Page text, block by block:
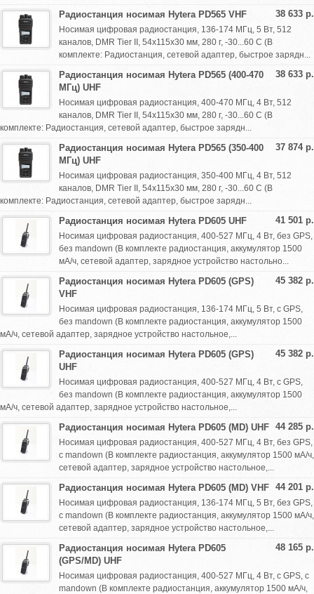
38 633 р.
Радиостанция носимая Hytera PD565 VHF
Носимая цифровая радиостанция, 136-174 МГц, 5 Вт, 512
каналов, DMR Tier II, 54х115х30 мм, 280 г, -30...60 С (В
комплекте: Радиостанция, сетевой адаптер, быстрое зарядн...
38 633 р.
Радиостанция носимая Hytera PD565 (400-470
МГц) UHF
Носимая цифровая радиостанция, 400-470 МГц, 4 Вт, 512
каналов, DMR Tier II, 54х115х30 мм, 280 г, -30...60 С (В
комплекте: Радиостанция, сетевой адаптер, быстрое зарядн...
37 874 р.
Радиостанция носимая Hytera PD565 (350-400
МГц) UHF
Носимая цифровая радиостанция, 350-400 МГц, 4 Вт, 512
каналов, DMR Tier II, 54х115х30 мм, 280 г, -30...60 С (В
комплекте: Радиостанция, сетевой адаптер, быстрое зарядн...
41 501 р.
Радиостанция носимая Hytera PD605 UHF
Носимая цифровая радиостанция, 400-527 МГц, 4 Вт, без GPS,
без mandown (В комплекте радиостанция, аккумулятор 1500
мА/ч, сетевой адаптер, зарядное устройство настольно...
45 382 р.
Радиостанция носимая Hytera PD605 (GPS)
VHF
Носимая цифровая радиостанция, 136-174 МГц, 5 Вт, с GPS,
без mandown (В комплекте радиостанция, аккумулятор 1500
мА/ч, сетевой адаптер, зарядное устройство настольное,...
45 382 р.
Радиостанция носимая Hytera PD605 (GPS)
UHF
Носимая цифровая радиостанция, 400-527 МГц, 4 Вт, с GPS,
без mandown (В комплекте радиостанция, аккумулятор 1500
мА/ч, сетевой адаптер, зарядное устройство настольное,...
44 285 р.
Радиостанция носимая Hytera PD605 (MD) UHF
Носимая цифровая радиостанция, 400-527 МГц, 4 Вт, без GPS,
с mandown (В комплекте радиостанция, аккумулятор 1500 мА/ч,
сетевой адаптер, зарядное устройство настольное,...
44 201 р.
Радиостанция носимая Hytera PD605 (MD) VHF
Носимая цифровая радиостанция, 136-174 МГц, 5 Вт, без GPS,
с mandown (В комплекте радиостанция, аккумулятор 1500 мА/ч,
сетевой адаптер, зарядное устройство настольное,...
48 165 р.
Радиостанция носимая Hytera PD605
(GPS/MD) UHF
Носимая цифровая радиостанция, 400-527 МГц, 4 Вт, с GPS, с
mandown (В комплекте радиостанция, аккумулятор 1500 мА/ч,